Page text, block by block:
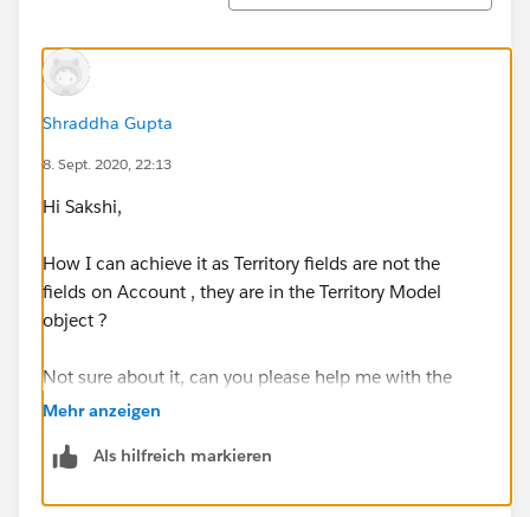
Shraddha Gupta
8. Sept. 2020, 22:13
Hi Sakshi,
How I can achieve it as Territory fields are not the
fields on Account , they are in the Territory Model
object ?
Not sure about it, can you please help me with the
details please.
Thanks!
Mehr anzeigen
Als hilfreich markieren